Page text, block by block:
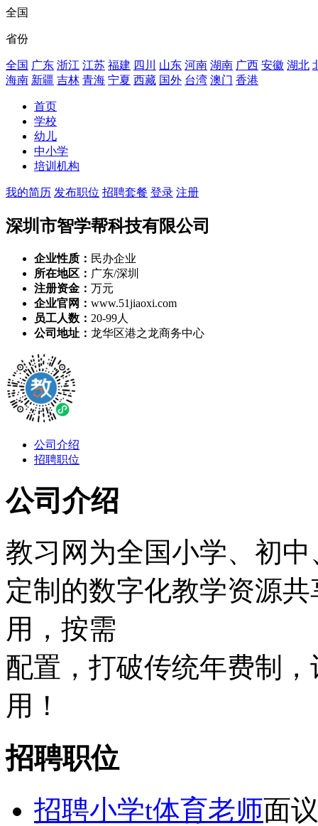
全国
省份
全国 广东 浙江 江苏 福建 四川 山东 河南 湖南 广西 安徽 湖北
海南 新疆 吉林 青海 宁夏 西藏 国外 台湾 澳门 香港
首页
学校
幼儿
中小学
培训机构
我的简历 发布职位 招聘套餐 登录 注册
深圳市智学帮科技有限公司
企业性质： 民办企业
所在地区： 广东/深圳
注册资金： 万元
企业官网： www.51jiaoxi.com
员工人数： 20-99人
公司地址： 龙华区港之龙商务中心
公司介绍
招聘职位
公司介绍
教习网为全国小学、初
定制的数字化教学资源
用，按需
配置，打破传统年费制
用！
招聘职位
招聘小学t体育老师面议